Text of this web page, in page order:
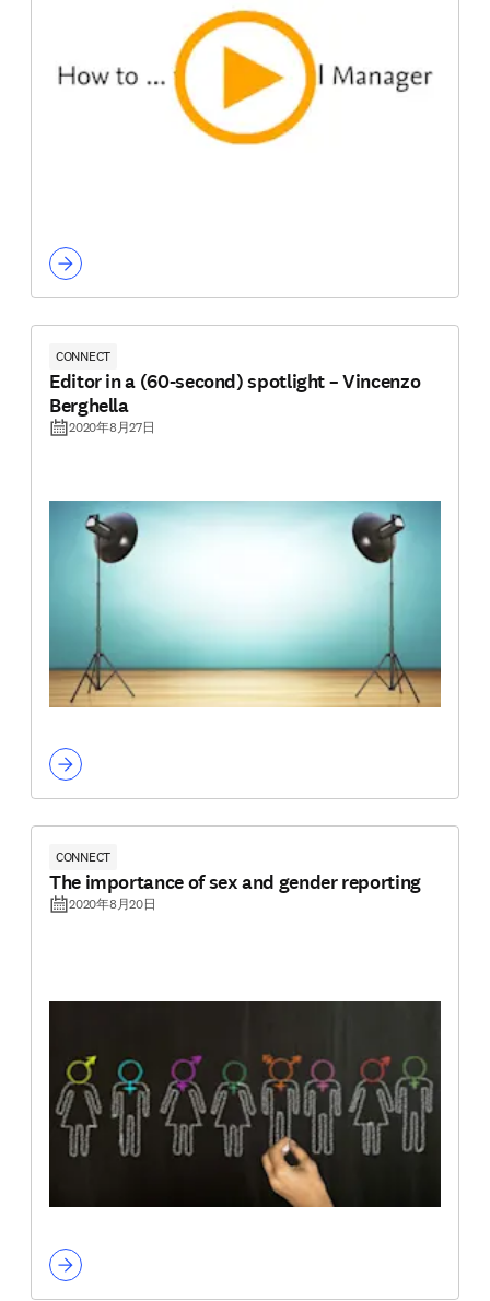
CONNECT
Editor in a (60-second) spotlight – Vincenzo
Berghella
2020年8月27日
CONNECT
The importance of sex and gender reporting
2020年8月20日